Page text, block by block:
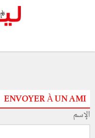
ENVOYER À UN AMI
الإسم